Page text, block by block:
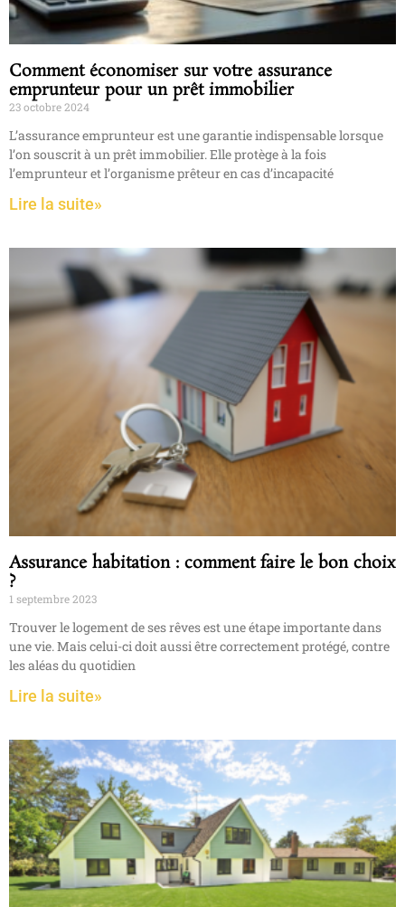
Comment économiser sur votre assurance
emprunteur pour un prêt immobilier
23 octobre 2024
L’assurance emprunteur est une garantie indispensable lorsque
l’on souscrit à un prêt immobilier. Elle protège à la fois
l’emprunteur et l’organisme prêteur en cas d’incapacité
Lire la suite»
Assurance habitation : comment faire le bon choix
?
1 septembre 2023
Trouver le logement de ses rêves est une étape importante dans
une vie. Mais celui-ci doit aussi être correctement protégé, contre
les aléas du quotidien
Lire la suite»